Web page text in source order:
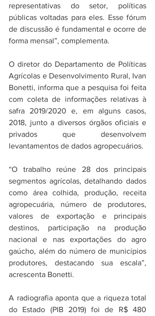
representativas do setor, políticas
públicas voltadas para eles. Esse fórum
de discussão é fundamental e ocorre de
forma mensal”, complementa.
O diretor do Departamento de Políticas
Agrícolas e Desenvolvimento Rural, Ivan
Bonetti, informa que a pesquisa foi feita
com coleta de informações relativas à
safra 2019/2020 e, em alguns casos,
2018, junto a diversos órgãos oficiais e
privados que desenvolvem
levantamentos de dados agropecuários.
“O trabalho reúne 28 dos principais
segmentos agrícolas, detalhando dados
como área colhida, produção, receita
agropecuária, número de produtores,
valores de exportação e principais
destinos, participação na produção
nacional e nas exportações do agro
gaúcho, além do número de municípios
produtores, destacando sua escala”,
acrescenta Bonetti.
A radiografia aponta que a riqueza total
do Estado (PIB 2019) foi de R$ 480